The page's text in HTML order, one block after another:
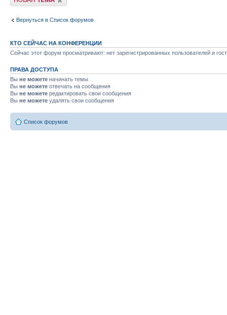
Вернуться в Список форумов
КТО СЕЙЧАС НА КОНФЕРЕНЦИИ
Сейчас этот форум просматривают: нет зарегистрированных пользователей и
ПРАВА ДОСТУПА
Вы не можете начинать темы
Вы не можете отвечать на сообщения
Вы не можете редактировать свои сообщения
Вы не можете удалять свои сообщения
Список форумов